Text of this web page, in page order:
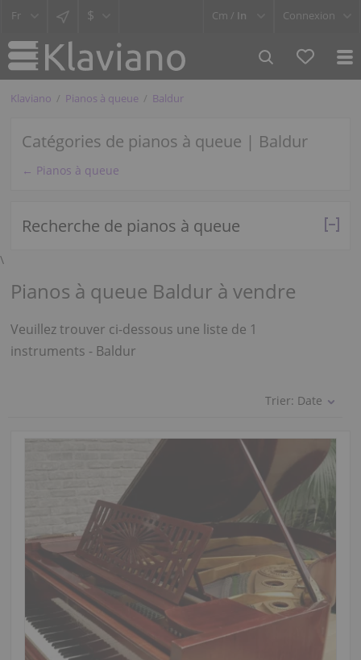
$ Cm / In Connexion
Klaviano Pianos à queue Baldur
Catégories de pianos à queue | Baldur
← Pianos à queue
Recherche de pianos à queue
\
Pianos à queue Baldur à vendre
Veuillez trouver ci-dessous une liste de 1
instruments - Baldur
Trier: Date